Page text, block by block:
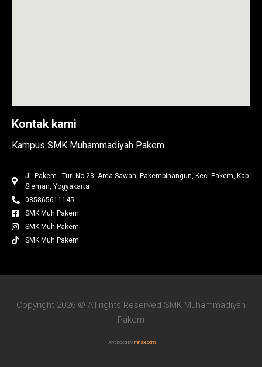
Kontak kami
Kampus SMK Muhammadiyah Pakem
Jl. Pakem - Turi No.23, Area Sawah, Pakembinangun, Kec. Pakem, Kab.
Sleman, Yogyakarta
085865611145
SMK Muh Pakem
SMK Muh Pakem
SMK Muh Pakem
Copyright 2026 © All rights Reserved SMK Muhammadiyah
Pakem
Developed by mhsbi.com